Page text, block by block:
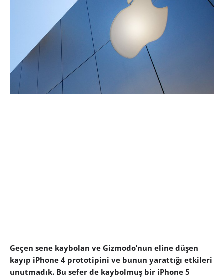
Geçen sene kaybolan ve Gizmodo’nun eline düşen
kayıp iPhone 4 prototipini ve bunun yarattığı etkileri
unutmadık. Bu sefer de kaybolmuş bir iPhone 5